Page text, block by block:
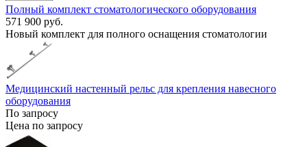
Полный комплект стоматологического оборудования
571 900 руб.
Новый комплект для полного оснащения стоматологии
Медицинский настенный рельс для крепления навесного
оборудования
По запросу
Цена по запросу